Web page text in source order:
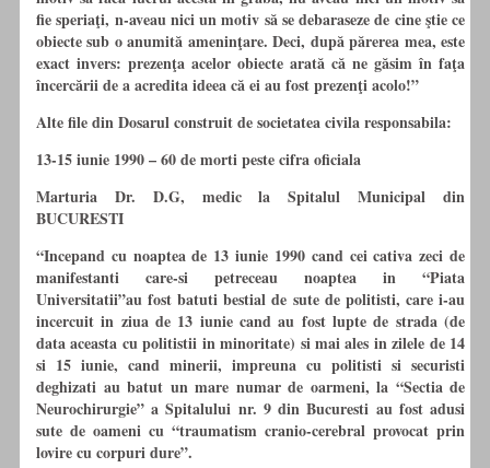
fie speriaţi, n-aveau nici un motiv să se debaraseze de cine ştie ce
obiecte sub o anumită ameninţare. Deci, după părerea mea, este
exact invers: prezenţa acelor obiecte arată că ne găsim în faţa
încercării de a acredita ideea că ei au fost prezenţi acolo!”
Alte file din Dosarul construit de societatea civila responsabila:
13-15 iunie 1990 – 60 de morti peste cifra oficiala
Marturia Dr. D.G, medic la Spitalul Municipal din
BUCURESTI
“Incepand cunoaptea de 13 iunie 1990 cand cei cativa zeci de
manifestanti care-si petreceau noaptea in “Piata
Universitatii”au fost batuti bestial de sute de politisti, care i-au
incercuit in ziua de 13 iunie cand au fost lupte de strada (de
data aceasta cupolitistii in minoritate) si mai ales in zilele de 14
si 15 iunie, cand minerii, impreuna cu politisti si securisti
deghizati au batut un mare numar de oarmeni, la “Sectia de
Neurochirurgie” a Spitalului nr. 9 din Bucuresti au fost adusi
sute de oameni cu “traumatism cranio-cerebral provocat prin
lovirecucorpuri dure”.